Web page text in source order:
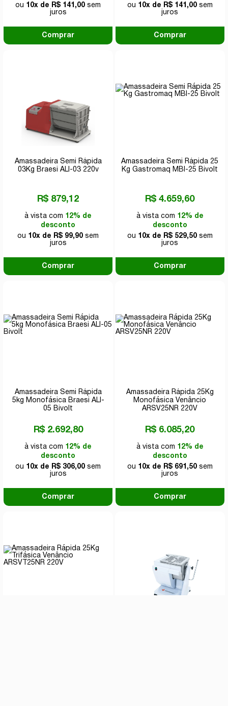
ou 10x de R$ 141,00 sem
juros
Comprar
ou 10x de R$ 141,00sem
juros
Comprar
Amassadeira Semi Rápida
03Kg Braesi ALI-03 220v
R$ 879,12
à vista com 12% de
desconto
ou 10x de R$ 99,90 sem
juros
Comprar
Amassadeira Semi Rápida 25
Kg Gastromaq MBI-25 Bivolt
R$ 4.659,60
à vista com 12% de
desconto
ou 10x de R$ 529,50sem
juros
Comprar
Amassadeira Semi Rápida
5kg Monofásica Braesi ALI-
05 Bivolt
R$ 2.692,80
à vista com 12% de
desconto
ou 10x de R$ 306,00 sem
juros
Comprar
Amassadeira Rápida 25Kg
Monofásica Venâncio
ARSV25NR 220V
R$ 6.085,20
à vista com 12% de
desconto
ou 10x de R$ 691,50sem
juros
Comprar